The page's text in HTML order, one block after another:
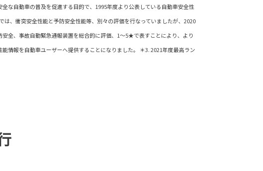
全な自動車の普及を促進する目的で、1995年度より公表している自動車安全性
は、衝突安全性能と予防安全性能等、別々の評価を行なっていましたが、2020
安全、事故自動緊急通報装置を総合的に評価、1～5★で表すことにより、より
情報を自動車ユーザーへ提供することになりました。 ＊3. 2021年度最高ラン